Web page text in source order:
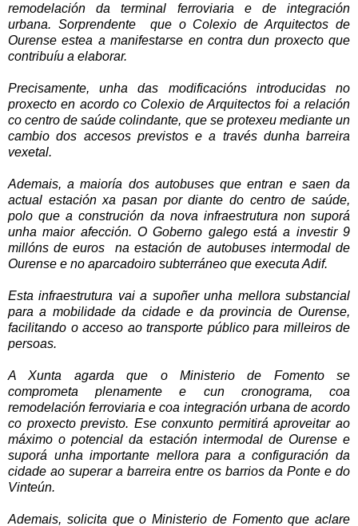
remodelación da terminal ferroviaria e de integración
urbana. Sorprendente que o Colexio de Arquitectos de
Ourense estea a manifestarse en contra dun proxecto que
contribuíu a elaborar.
Precisamente, unha das modificacións introducidas no
proxecto en acordo co Colexio de Arquitectos foi a relación
co centro de saúde colindante, que se protexeu mediante un
cambio dos accesos previstos e a través dunha barreira
vexetal.
Ademais, a maioría dos autobuses que entran e saen da
actual estación xa pasan por diante do centro de saúde,
polo que a construción da nova infraestrutura non suporá
unha maior afección. O Goberno galego está a investir 9
millóns de euros na estación de autobuses intermodal de
Ourense e no aparcadoiro subterráneo que executa Adif.
Esta infraestrutura vai a supoñer unha mellora substancial
para a mobilidade da cidade e da provincia de Ourense,
facilitando o acceso ao transporte público para milleiros de
persoas.
A Xunta agarda que o Ministerio de Fomento se
comprometa plenamente e cun cronograma, coa
remodelación ferroviaria e coa integración urbana de acordo
co proxecto previsto. Ese conxunto permitirá aproveitar ao
máximo o potencial da estación intermodal de Ourense e
suporá unha importante mellora para a configuración da
cidade ao superar a barreira entre os barrios da Ponte e do
Vinteún.
Ademais, solicita que o Ministerio de Fomento que aclare